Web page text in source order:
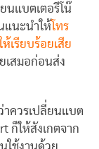
นแบตเตอรี่โน๊
แนะนำให้โทร
เรียบร้อยเสีย
เสมอก่อนส่ง
าควรเปลี่ยนแบต
ก็ให้สังเกตจาก
ใช้งานด้วย